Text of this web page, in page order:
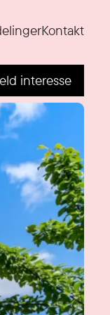
Kontakt
interesse